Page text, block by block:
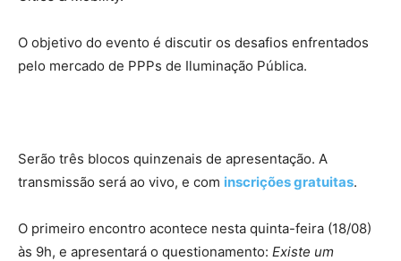
O objetivo do evento é discutir os desafios enfrentados
pelo mercado de PPPs de Iluminação Pública.
Serão três blocos quinzenais de apresentação. A
transmissão será ao vivo, e com inscrições gratuitas.
O primeiro encontro acontece nesta quinta-feira (18/08)
às 9h, e apresentará o questionamento: Existe um